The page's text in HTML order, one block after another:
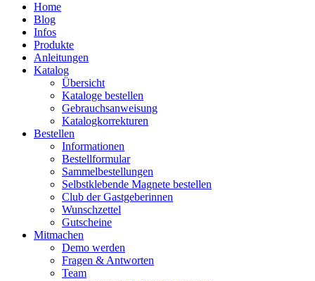
Home
Blog
Infos
Produkte
Anleitungen
Katalog
Übersicht
Kataloge bestellen
Gebrauchsanweisung
Katalogkorrekturen
Bestellen
Informationen
Bestellformular
Sammelbestellungen
Selbstklebende Magnete bestellen
Club der Gastgeberinnen
Wunschzettel
Gutscheine
Mitmachen
Demo werden
Fragen & Antworten
Team